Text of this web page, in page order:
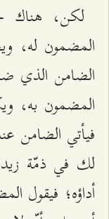
لكن، هناك
المضمون له،
الضامن الذي
المضمون به،
فيأتي الضامن
لك في ذمّة
أداؤه؛ فيقول